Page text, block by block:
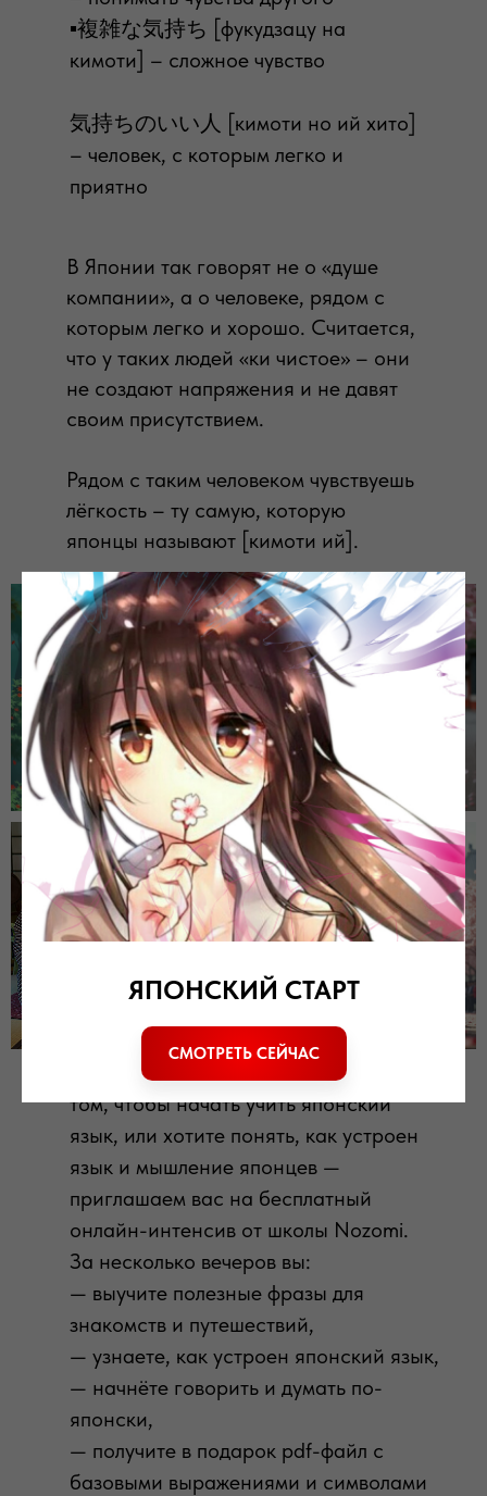
▪️複雑な気持ち [фукудзацу на
кимоти] – сложное чувство
気持ちのいい人 [кимоти но ий хито]
– человек, с которым легко и
приятно
В Японии так говорят не о «душе
компании», а о человеке, рядом с
которым легко и хорошо. Считается,
что у таких людей «ки чистое» – они
не создают напряжения и не давят
своим присутствием.
Рядом с таким человеком чувствуешь
лёгкость – ту самую, которую
японцы называют [кимоти ий].
💡 Если вы только задумываетесь о
том, чтобы начать учить японский
язык, или хотите понять, как устроен
язык и мышление японцев —
приглашаем вас на бесплатный
онлайн-интенсив от школы Nozomi.
За несколько вечеров вы:
— выучите полезные фразы для
знакомств и путешествий,
— узнаете, как устроен японский язык,
— начнёте говорить и думать по-
японски,
— получите в подарок pdf-файл с
базовыми выражениями и символами
ПОДЕЛИТЬСЯ СТАТЬЕЙ
ЯПОНСКИЙ СТАРТ
СМОТРЕТЬ СЕЙЧАС